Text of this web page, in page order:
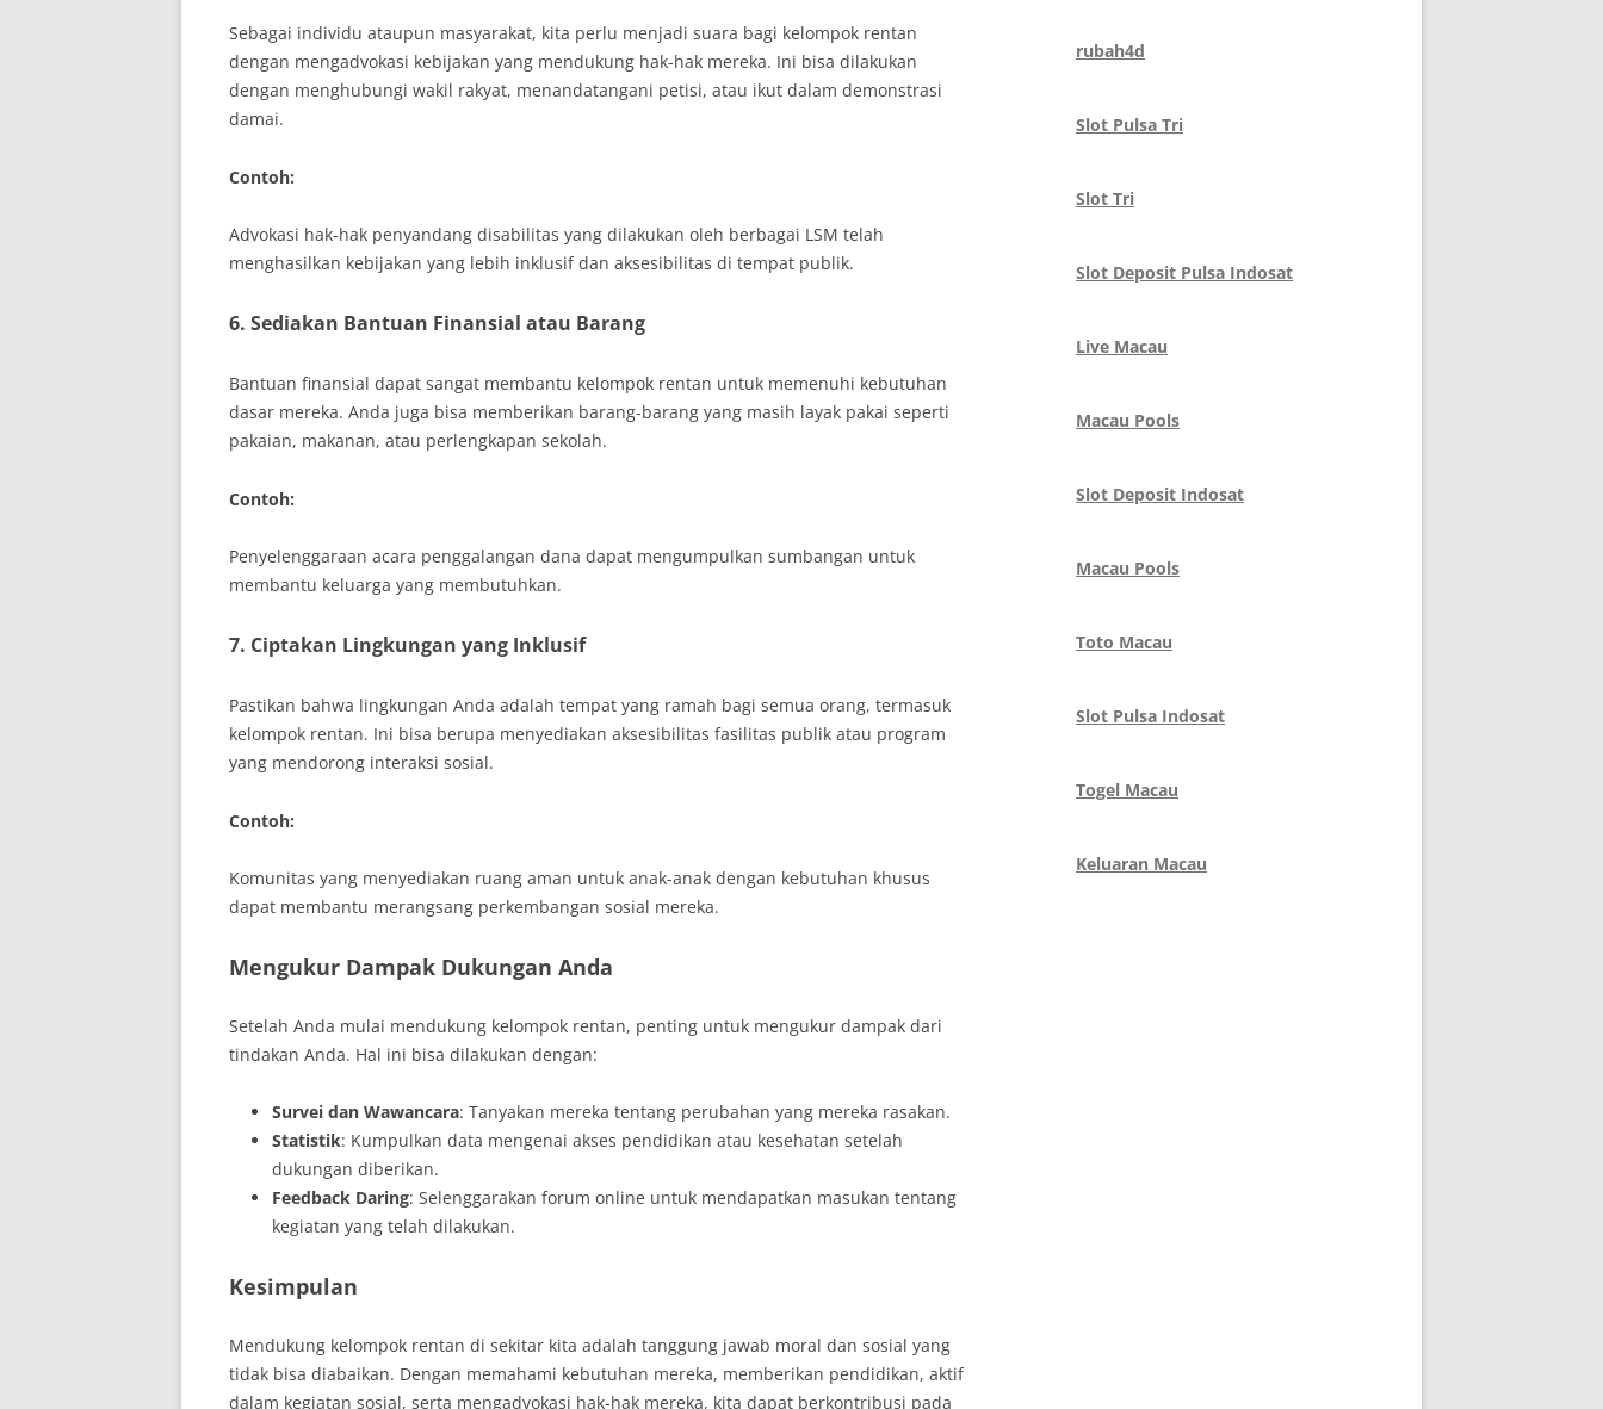
Sebagai individu ataupun masyarakat, kita perlu menjadi suara bagi kelompok rentan
dengan mengadvokasi kebijakan yang mendukung hak-hak mereka. Ini bisa dilakukan
dengan menghubungi wakil rakyat, menandatangani petisi, atau ikut dalam demonstrasi
damai.
Contoh:
Advokasi hak-hak penyandang disabilitas yang dilakukan oleh berbagai LSM telah
menghasilkan kebijakan yang lebih inklusif dan aksesibilitas di tempat publik.
6. Sediakan Bantuan Finansial atau Barang
Bantuan finansial dapat sangat membantu kelompok rentan untuk memenuhi kebutuhan
dasar mereka. Anda juga bisa memberikan barang-barang yang masih layak pakai seperti
pakaian, makanan, atau perlengkapan sekolah.
Contoh:
Penyelenggaraan acara penggalangan dana dapat mengumpulkan sumbangan untuk
membantu keluarga yang membutuhkan.
7. Ciptakan Lingkungan yang Inklusif
Pastikan bahwa lingkungan Anda adalah tempat yang ramah bagi semua orang, termasuk
kelompok rentan. Ini bisa berupa menyediakan aksesibilitas fasilitas publik atau program
yang mendorong interaksi sosial.
Contoh:
Komunitas yang menyediakan ruang aman untuk anak-anak dengan kebutuhan khusus
dapat membantu merangsang perkembangan sosial mereka.
Mengukur Dampak Dukungan Anda
Setelah Anda mulai mendukung kelompok rentan, penting untuk mengukur dampak dari
tindakan Anda. Hal ini bisa dilakukan dengan:
Survei dan Wawancara: Tanyakan mereka tentang perubahan yang mereka rasakan.
Statistik: Kumpulkan data mengenai akses pendidikan atau kesehatan setelah
dukungan diberikan.
Feedback Daring: Selenggarakan forum online untuk mendapatkan masukan tentang
kegiatan yang telah dilakukan.
Kesimpulan
Mendukung kelompok rentan di sekitar kita adalah tanggung jawab moral dan sosial yang
tidak bisa diabaikan. Dengan memahami kebutuhan mereka, memberikan pendidikan, aktif
dalam kegiatan sosial, serta mengadvokasi hak-hak mereka, kita dapat berkontribusi pada
rubah4d
Slot Pulsa Tri
Slot Tri
Slot Deposit Pulsa Indosat
Live Macau
Macau Pools
Slot Deposit Indosat
Macau Pools
Toto Macau
Slot Pulsa Indosat
Togel Macau
Keluaran Macau